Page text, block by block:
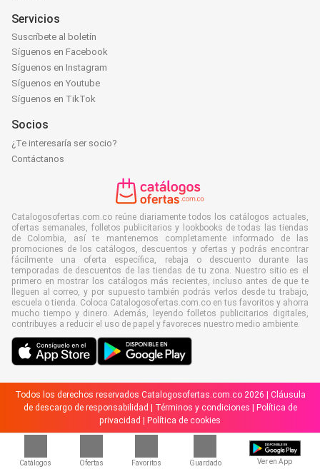
Catálogos Ofertas Favoritos Guardado Ver en App
Servicios
Suscríbete al boletín
Síguenos en Facebook
Síguenos en Instagram
Síguenos en Youtube
Síguenos en TikTok
Socios
¿Te interesaría ser socio?
Contáctanos
Catalogosofertas.com.co reúne diariamente todos los catálogos actuales,
ofertas semanales, folletos publicitarios y lookbooks de todas las tiendas
de Colombia, así te mantenemos completamente informado de las
promociones de los catálogos, descuentos y ofertas y podrás encontrar
fácilmente una oferta específica, rebaja o descuento durante las
temporadas de descuentos de las tiendas de tu zona. Nuestro sitio es el
primero en mostrar los catálogos más recientes, incluso antes de que te
lleguen al correo, y por supuesto también podrás verlos desde tu trabajo,
escuela o tienda. Coloca Catalogosofertas.com.co en tus favoritos y ahorra
mucho tiempo y dinero. Además, leyendo folletos publicitarios digitales,
contribuyes a reducir el uso de papel y favoreces nuestro medio ambiente.
Todos los derechos reservados Catalogosofertas.com.co 2026 | Cláusula
de descargo de responsabilidad
Términos y condiciones
Política de
privacidad
Política de cookies